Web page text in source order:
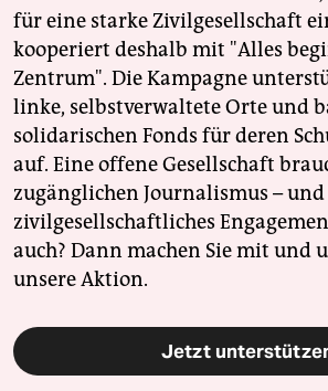
für eine starke Zivilgesellschaft
kooperiert deshalb mit "Alles
Zentrum". Die Kampagne
linke, selbstverwaltete Orte und
solidarischen Fonds für deren
auf. Eine offene Gesellschaft
zugänglichen Journalismus – und
zivilgesellschaftliches
auch? Dann machen Sie mit und
unsere Aktion.
Jetzt